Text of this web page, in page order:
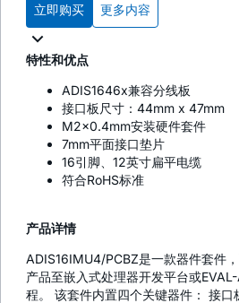
立即购买 更多内容
特性和优点
ADIS1646x兼容分线板
接口板尺寸：44mm x 47mm
M2x0.4mm安装硬件套件
7mm平面接口垫片
16引脚、12英寸扁平电缆
符合RoHS标准
产品详情
ADIS16IMU4/PCBZ是一款器件套件
产品至嵌入式处理器开发平台或
程。 该套件内置四个关键器件： 接